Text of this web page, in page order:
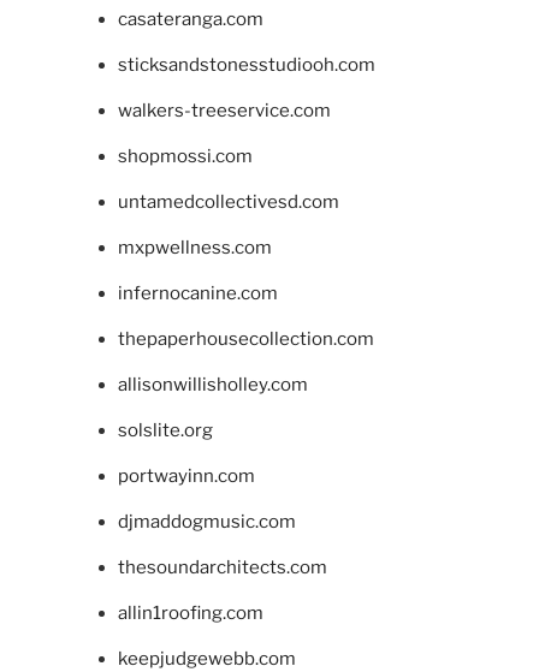
casateranga.com
sticksandstonesstudiooh.com
walkers-treeservice.com
shopmossi.com
untamedcollectivesd.com
mxpwellness.com
infernocanine.com
thepaperhousecollection.com
allisonwillisholley.com
solslite.org
portwayinn.com
djmaddogmusic.com
thesoundarchitects.com
allin1roofing.com
keepjudgewebb.com